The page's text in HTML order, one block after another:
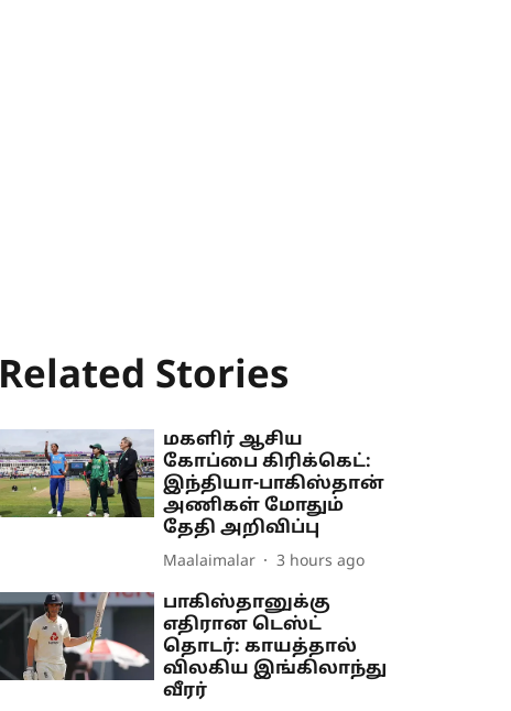
Related Stories
மகளிர் ஆசிய
கோப்பை கிரிக்கெட்:
இந்தியா-பாகிஸ்தான்
அணிகள் மோதும்
தேதி அறிவிப்பு
Maalaimalar 3 hours ago
பாகிஸ்தானுக்கு
எதிரான டெஸ்ட்
தொடர்: காயத்தால்
விலகிய இங்கிலாந்து
வீரர்